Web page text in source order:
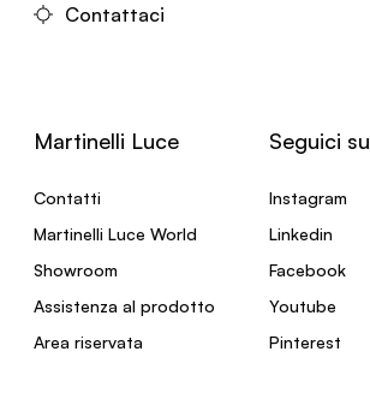
Contattaci
Martinelli Luce
Contatti
Martinelli Luce World
Showroom
Assistenza al prodotto
Area riservata
Seguici su
Instagram
Linkedin
Facebook
Youtube
Pinterest